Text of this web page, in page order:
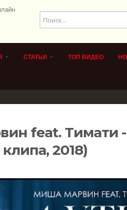
СТАТЬИ ТОП ВИДЕО
feat. Тимати -
2018)